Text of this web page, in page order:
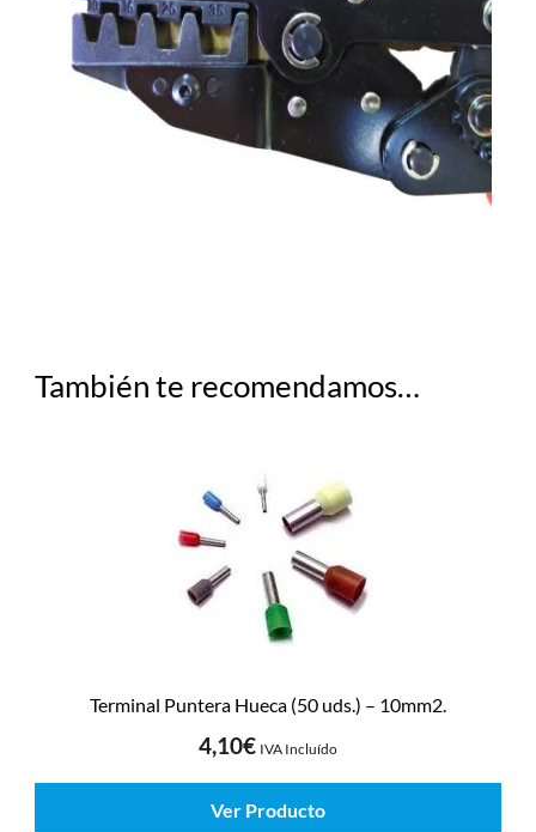
También te recomendamos…
Terminal Puntera Hueca (50 uds.) – 10mm2.
4,10€ IVA Incluído
Ver Producto